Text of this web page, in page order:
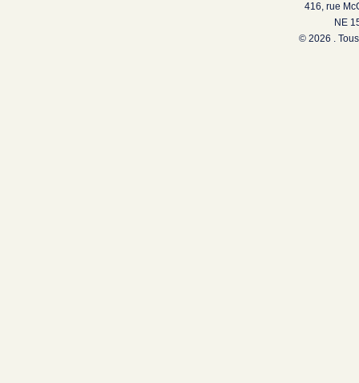
416, rue
NE
© 2026 .